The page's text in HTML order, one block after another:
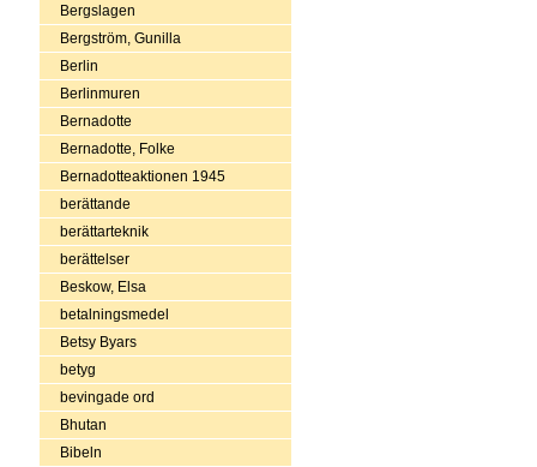
Bergslagen
Bergström, Gunilla
Berlin
Berlinmuren
Bernadotte
Bernadotte, Folke
Bernadotteaktionen 1945
berättande
berättarteknik
berättelser
Beskow, Elsa
betalningsmedel
Betsy Byars
betyg
bevingade ord
Bhutan
Bibeln